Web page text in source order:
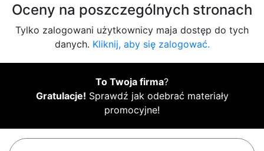
Oceny na poszczególnych stronach
Tylko zalogowani użytkownicy maja dostęp do tych
danych. Kliknij, aby się zalogować.
To Twoja firma?
Gratulacje! Sprawdź jak odebrać materiały
promocyjne!